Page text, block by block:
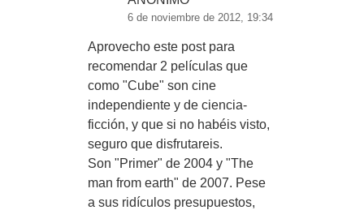
6 de noviembre de 2012, 19:34
Aprovecho este post para
recomendar 2 películas que
como "Cube" son cine
independiente y de ciencia-
ficción, y que si no habéis visto,
seguro que disfrutareis.
Son "Primer" de 2004 y "The
man from earth" de 2007. Pese
a sus ridículos presupuestos,